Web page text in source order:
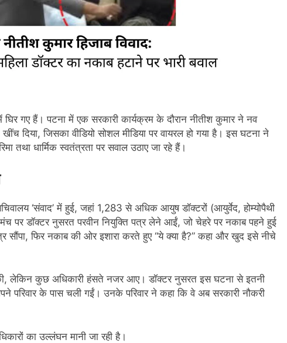
घिर गए हैं। पटना में एक सरकारी कार्यक्रम के दौरान नीतीश कुमार ने नव
दिया, जिसका वीडियो सोशल मीडिया पर वायरल हो गया है। इस घटना ने
तथा धार्मिक स्वतंत्रता पर सवाल उठाए जा रहे हैं।
‘संवाद’ में हुई, जहां 1,283 से अधिक आयुष डॉक्टरों (आयुर्वेद, होम्योपैथी
पर डॉक्टर नुसरत परवीन नियुक्ति पत्र लेने आईं, जो चेहरे पर नकाब पहने हुई
सौंपा, फिर नकाब की ओर इशारा करते हुए “ये क्या है?” कहा और खुद इसे नीचे
लेकिन कुछ अधिकारी हंसते नजर आए। डॉक्टर नुसरत इस घटना से इतनी
परिवार के पास चली गईं। उनके परिवार ने कहा कि वे अब सरकारी नौकरी
का उल्लंघन मानी जा रही है।